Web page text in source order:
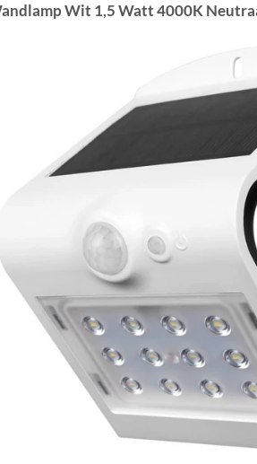
Wit 1,5 Watt 4000K